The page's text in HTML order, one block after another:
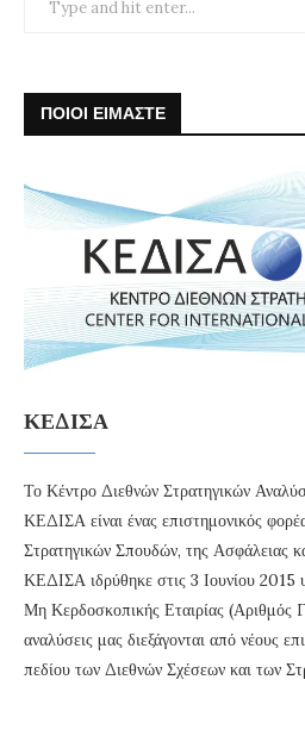
ΠΟΙΟΙ ΕΙΜΑΣΤΕ
ΚΕΔΙΣΑ
Το Κέντρο Διεθνών Στρατηγικών
ΚΕΔΙΣΑ είναι ένας επιστημονικός
Στρατηγικών Σπουδών, της Ασφάλειας
ΚΕΔΙΣΑ ιδρύθηκε στις 3 Ιουνίου 2015
Μη Κερδοσκοπικής Εταιρίας
αναλύσεις μας διεξάγονται από νέους
πεδίου των Διεθνών Σχέσεων και των